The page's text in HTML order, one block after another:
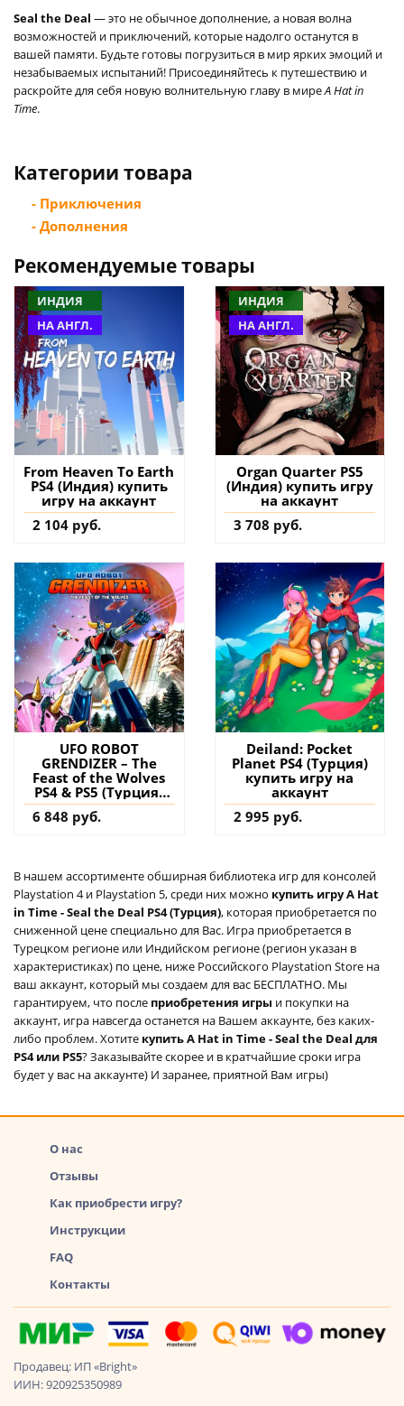
Seal the Deal — это не обычное дополнение, а новая волна
возможностей и приключений, которые надолго останутся в
вашей памяти. Будьте готовы погрузиться в мир ярких эмоций и
незабываемых испытаний! Присоединяйтесь к путешествию и
раскройте для себя новую волнительную главу в миреA Hat in
Time.
Категории товара
- Приключения
- Дополнения
Рекомендуемые товары
ИНДИЯ
НА АНГЛ.
From Heaven To Earth
PS4 (Индия) купить
игру на аккаунт
2 104 руб.
ИНДИЯ
НА АНГЛ.
Organ Quarter PS5
(Индия) купить игру
на аккаунт
3 708 руб.
UFO ROBOT
GRENDIZER – The
Feast of the Wolves
PS4 & PS5 (Турция)
купить игру на
аккаунт
6 848 руб.
Deiland: Pocket
Planet PS4 (Турция)
купить игру на
аккаунт
2 995 руб.
В нашем ассортименте обширная библиотека игр для консолей
Playstation 4 и Playstation 5, среди них можно купить игру A Hat
in Time - Seal the Deal PS4 (Турция), которая приобретается по
сниженной цене специально для Вас. Игра приобретается в
Турецком регионе или Индийском регионе (регион указан в
характеристиках) по цене, ниже Российского Playstation Store на
ваш аккаунт, который мы создаем для вас БЕСПЛАТНО. Мы
гарантируем, что после приобретения игры и покупки на
аккаунт, игра навсегда останется на Вашем аккаунте, без каких-
либо проблем. Хотите купить A Hat in Time - Seal the Deal для
PS4 или PS5? Заказывайте скорее и в кратчайшие сроки игра
будет у вас на аккаунте) И заранее, приятной Вам игры)
О нас
Отзывы
Как приобрести игру?
Инструкции
FAQ
Контакты
Продавец: ИП «Bright»
ИИН: 920925350989